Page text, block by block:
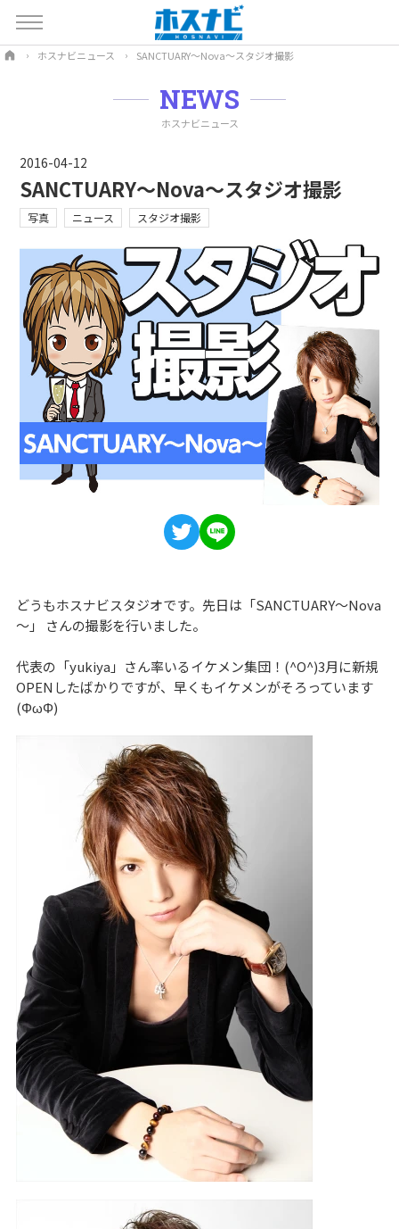
ホスナビニュース SANCTUARY～Nova～スタジオ撮影
NEWS
ホスナビニュース
2016-04-12
SANCTUARY～Nova～スタジオ撮影
写真 ニュース スタジオ撮影
どうもホスナビスタジオです。先日は「SANCTUARY～Nova
～」 さんの撮影を行いました。
代表の「yukiya」さん率いるイケメン集団！(^O^)3月に新規
OPENしたばかりですが、早くもイケメンがそろっています
(ΦωΦ)